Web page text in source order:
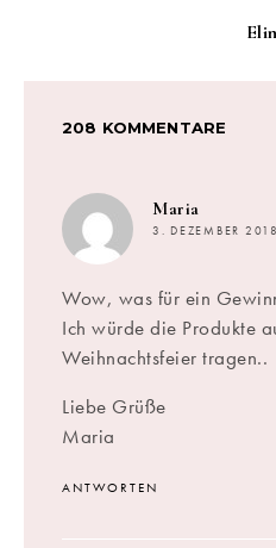
208 KOMMENTARE
Maria
3. DEZEMBER
Wow, was für ein
Ich würde die Produkte
Weihnachtsfeier tragen..
Liebe Grüße
Maria
ANTWORTEN